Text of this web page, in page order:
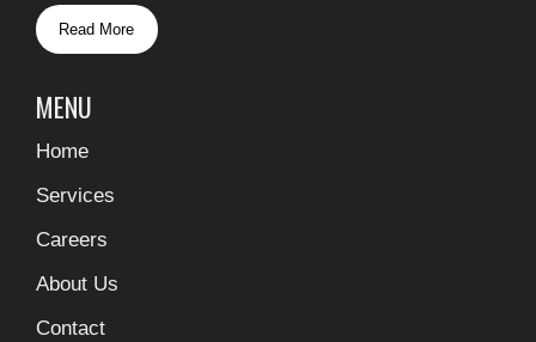
Read More
MENU
Home
Services
Careers
About Us
Contact